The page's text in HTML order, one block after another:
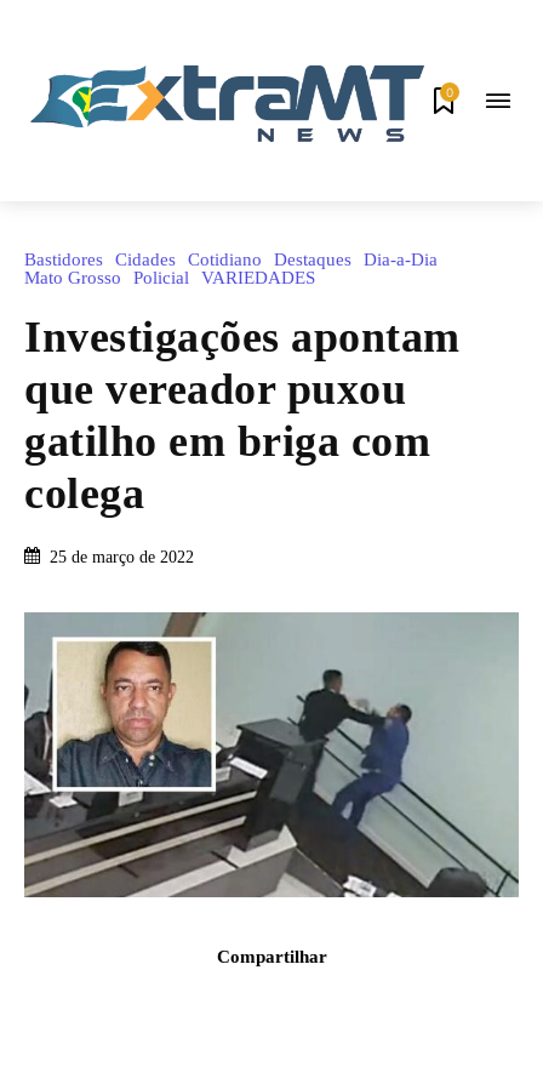
0
Bastidores Cidades Cotidiano Destaques
Dia-a-Dia
Mato Grosso
Policial VARIEDADES
Investigações apontam
que vereador puxou
gatilho em briga com
colega
25 de março de 2022
Compartilhar